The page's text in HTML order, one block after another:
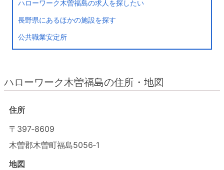
ハローワーク木曽福島の求人を探したい
長野県にあるほかの施設を探す
公共職業安定所
ハローワーク木曽福島の住所・地図
住所
〒397‐8609
木曽郡木曽町福島5056‐1
地図